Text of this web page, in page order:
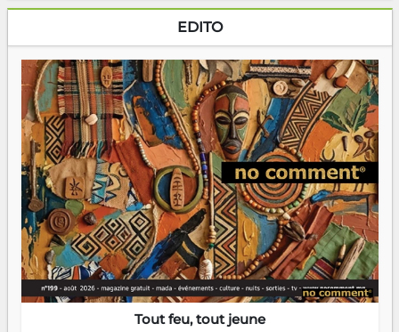
EDITO
Tout feu, tout jeune